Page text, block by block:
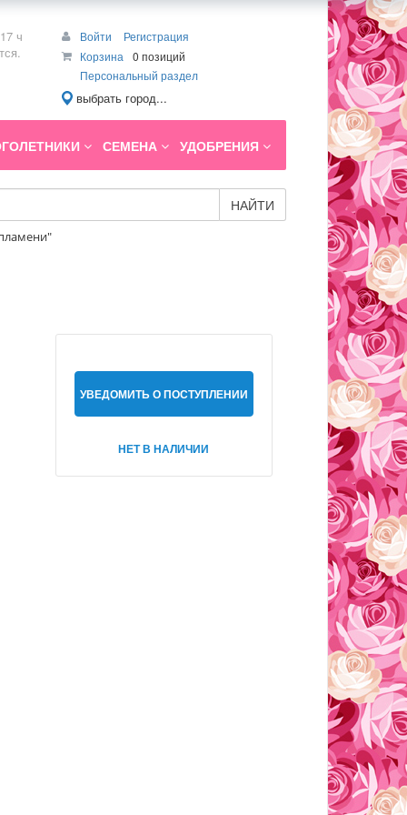
ч
Войти
Регистрация
Корзина
0 позиций
Персональный раздел
выбрать город...
СЕМЕНА УДОБРЕНИЯ
НАЙТИ
УВЕДОМИТЬ О ПОСТУПЛЕНИИ
НЕТ В НАЛИЧИИ